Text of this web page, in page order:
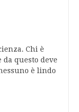
Chi è
da questo deve
è lindo